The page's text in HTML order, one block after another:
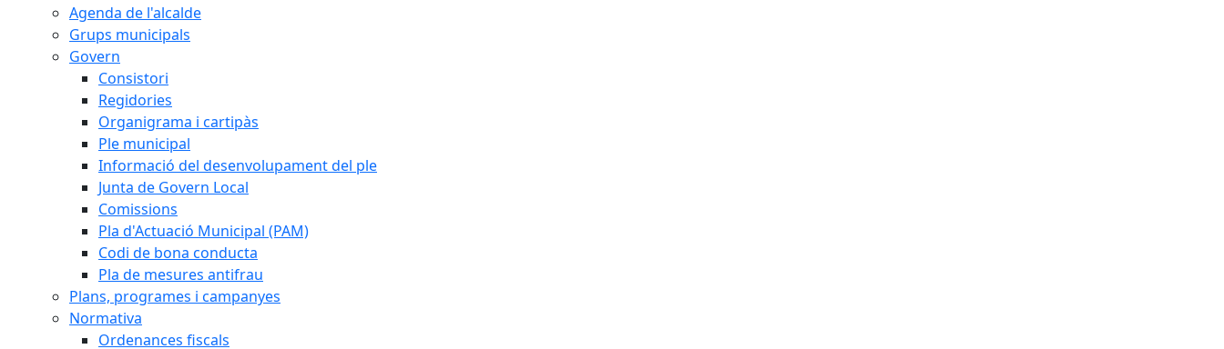
Agenda de l'alcalde
Grups municipals
Govern
Consistori
Regidories
Organigrama i cartipàs
Ple municipal
Informació del desenvolupament del ple
Junta de Govern Local
Comissions
Pla d'Actuació Municipal (PAM)
Codi de bona conducta
Pla de mesures antifrau
Plans, programes i campanyes
Normativa
Ordenances fiscals